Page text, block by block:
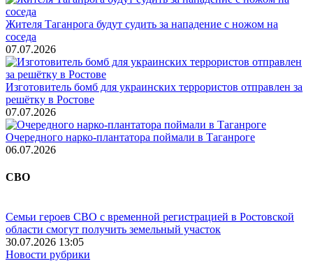
Жителя Таганрога будут судить за нападение с ножом на
соседа
07.07.2026
Изготовитель бомб для украинских террористов отправлен за
решётку в Ростове
07.07.2026
Очередного нарко-плантатора поймали в Таганроге
06.07.2026
СВО
Семьи героев СВО с временной регистрацией в Ростовской
области смогут получить земельный участок
30.07.2026 13:05
Новости рубрики